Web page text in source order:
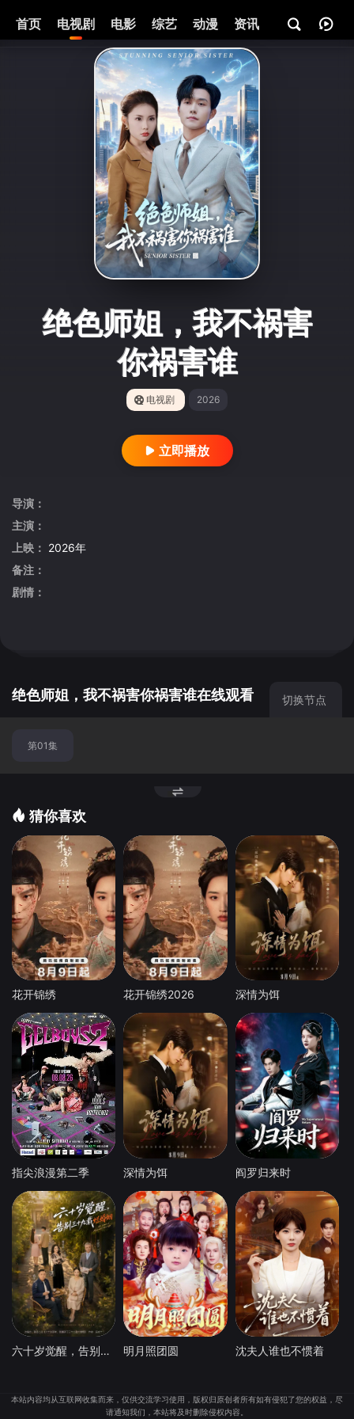
首页 电视剧 电影 综艺 动漫 资讯
绝色师姐，我不祸害
你祸害谁
电视剧 2026
立即播放
导演：
主演：
上映： 2026年
备注：
剧情：
绝色师姐，我不祸害你祸害谁在线观看 切换节点
第01集
猜你喜欢
花开锦绣 花开锦绣2026 深情为饵
指尖浪漫第二季 深情为饵 阎罗归来时
六十岁觉醒，告别三十九载烂婚姻 明月照团圆 沈夫人谁也不惯着
本站内容均从互联网收集而来，仅供交流学习使用，版权归原创者所有如有侵犯了您的权益，尽
请通知我们，本站将及时删除侵权内容。